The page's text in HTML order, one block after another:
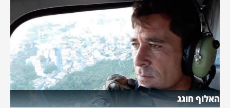
האלוף חוגג